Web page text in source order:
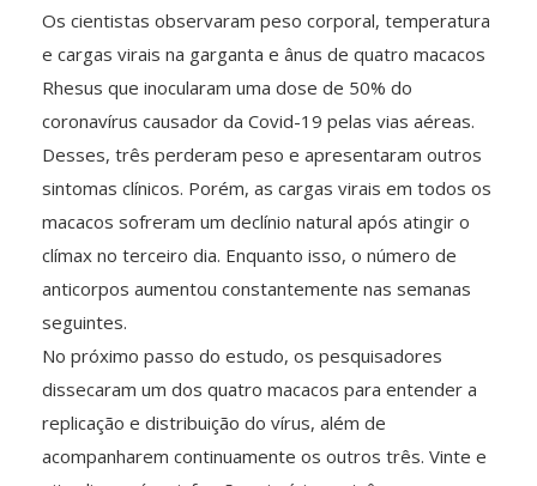
Os cientistas observaram peso corporal, temperatura
e cargas virais na garganta e ânus de quatro macacos
Rhesus que inocularam uma dose de 50% do
coronavírus causador da Covid-19 pelas vias aéreas.
Desses, três perderam peso e apresentaram outros
sintomas clínicos. Porém, as cargas virais em todos os
macacos sofreram um declínio natural após atingir o
clímax no terceiro dia. Enquanto isso, o número de
anticorpos aumentou constantemente nas semanas
seguintes.
No próximo passo do estudo, os pesquisadores
dissecaram um dos quatro macacos para entender a
replicação e distribuição do vírus, além de
acompanharem continuamente os outros três. Vinte e